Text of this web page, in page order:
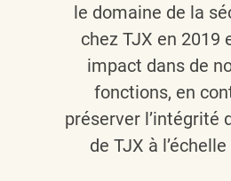
le domaine de la
chez TJX en 2019
impact dans de
fonctions, en
préserver l’intégrité
de TJX à